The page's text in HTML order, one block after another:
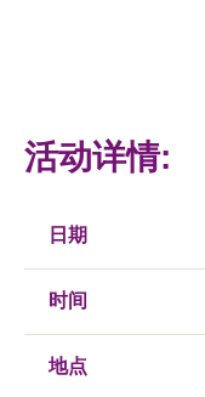
科技分享
活动详情:
日期
时间
地点